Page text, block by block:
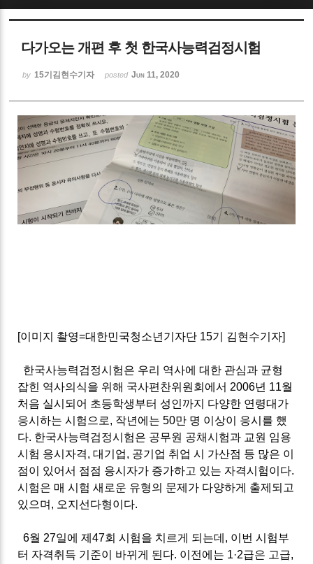
다가오는 개편 후 첫 한국사능력검정시험
by 15기김현수기자 posted Jun 11, 2020
[이미지 촬영=대한민국청소년기자단 15기 김현수기자]
한국사능력검정시험은 우리 역사에 대한 관심과 균형
잡힌 역사의식을 위해 국사편찬위원회에서 2006년 11월
처음 실시되어 초등학생부터 성인까지 다양한 연령대가
응시하는 시험으로, 작년에는50만 명 이상이 응시를 했
다. 한국사능력검정시험은 공무원 공채시험과 교원 임용
시험 응시자격,대기업, 공기업 취업 시 가산점 등 많은 이
점이 있어서 점점 응시자가 증가하고 있는 자격시험이다.
시험은 매 시험 새로운 유형의 문제가 다양하게 출제되고
있으며 , 오지선다형이다.
6월 27일에 제47회 시험을 치르게 되는데 , 이번 시험부
터 자격취득 기준이 바뀌게 된다. 이전에는 1·2급은 고급,
Sketchbook5, 스케치북5
Sketchbook5, 스케치북5